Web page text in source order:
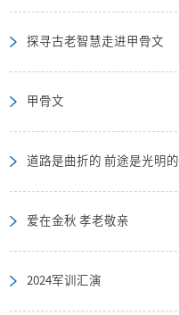
探寻古老智慧走进甲骨文
甲骨文
道路是曲折的 前途是光明的
爱在金秋 孝老敬亲
2024军训汇演